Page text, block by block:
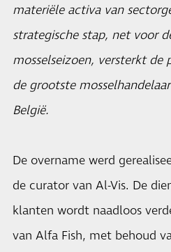
materiële activa van
strategische stap, net voor
mosselseizoen, versterkt de
de grootste
België.
De overname werd
de curator van Al-Vis. De
klanten wordt naadloos
van Alfa Fish, met behoud